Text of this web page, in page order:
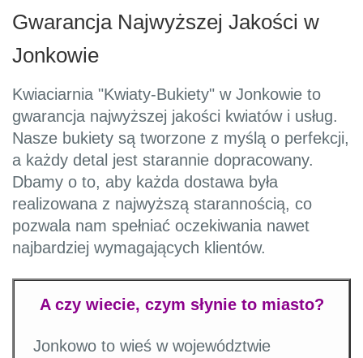
Gwarancja Najwyższej Jakości w
Jonkowie
Kwiaciarnia "Kwiaty-Bukiety" w Jonkowie to
gwarancja najwyższej jakości kwiatów i usług.
Nasze bukiety są tworzone z myślą o perfekcji,
a każdy detal jest starannie dopracowany.
Dbamy o to, aby każda dostawa była
realizowana z najwyższą starannością, co
pozwala nam spełniać oczekiwania nawet
najbardziej wymagających klientów.
A czy wiecie, czym słynie to miasto?
Jonkowo to wieś w województwie